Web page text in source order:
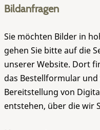
Bildanfragen
Sie möchten Bilder in
gehen Sie bitte auf die
unserer Website. Dort
das Bestellformular
Bereitstellung von
entstehen, über die wir